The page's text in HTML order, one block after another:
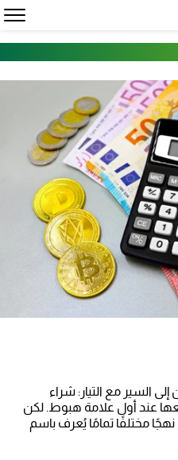
إلى السير مع التيار: شراء
عند أول علامة هبوط. لكن
مختلفًا تمامًا يُعرف باسم